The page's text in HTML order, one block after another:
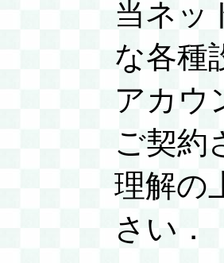
当ネッ
な各種
アカウ
ご契約
理解の
さい．